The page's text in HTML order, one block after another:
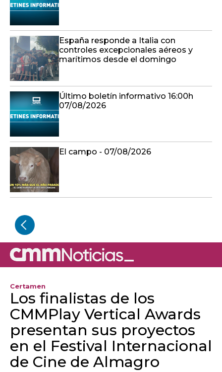
España responde a Italia con
controles excepcionales aéreos y
marítimos desde el domingo
Último boletín informativo 16:00h
07/08/2026
El campo - 07/08/2026
Certamen
Los finalistas de los
CMMPlay Vertical Awards
presentan sus proyectos
en el Festival Internacional
de Cine de Almagro